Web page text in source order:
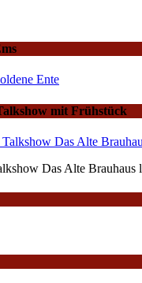
mit Frühstück
Das Alte Brauhaus